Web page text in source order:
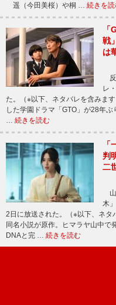
遥（今田美桜）や桐 … 続きを
戦
は
反
レ
た。（※以下、ネタバレを含みま
した学園ドラマ「GTO」が28年
続きを読む
判
二
山
木
2日に放送された。（※以下、ネ
同名小説が原作。ヒマラヤ山中で
DNAと完 … 続きを読む